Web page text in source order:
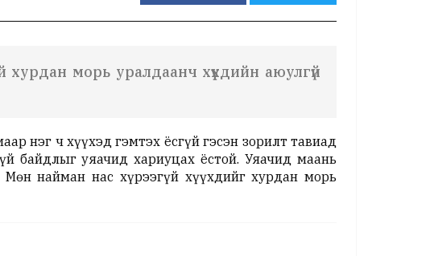
морь уралдаанч хүүхдийн аюулгүй
нэг ч хүүхэд гэмтэх ёсгүй гэсэн зорилт тавиад
байдлыг уяачид хариуцах ёстой. Уяачид маань
Мөн найман нас хүрээгүй хүүхдийг хурдан морь